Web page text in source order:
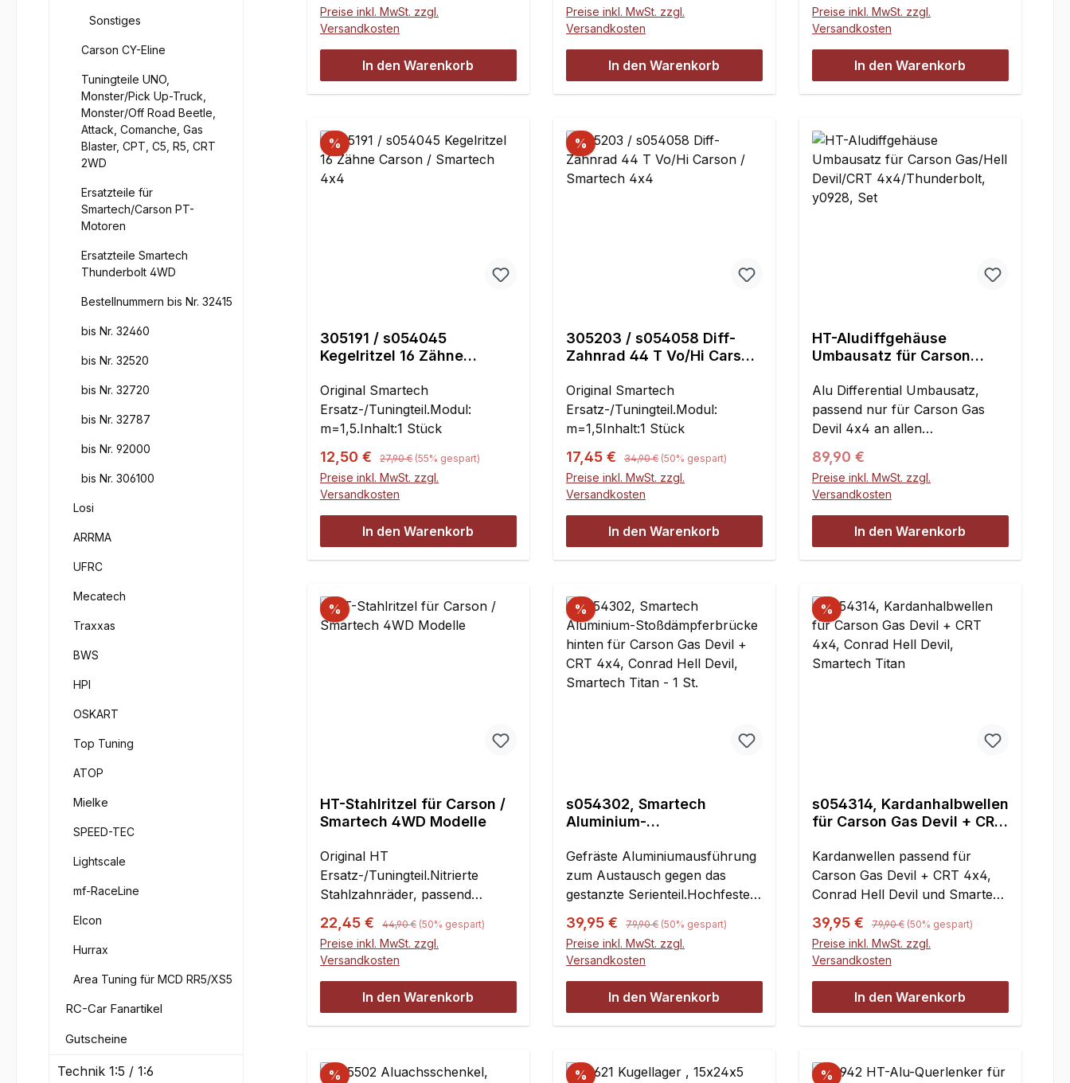
Sonstiges
Carson CY-Eline
Tuningteile UNO,
Monster/Pick Up-Truck,
Monster/Off Road Beetle,
Attack, Comanche, Gas
Blaster, CPT, C5, R5, CRT
2WD
Ersatzteile für
Smartech/Carson PT-
Motoren
Ersatzteile Smartech
Thunderbolt 4WD
Bestellnummern bis Nr. 32415
bis Nr. 32460
bis Nr. 32520
bis Nr. 32720
bis Nr. 32787
bis Nr. 92000
bis Nr. 306100
Losi
ARRMA
UFRC
Mecatech
Traxxas
BWS
HPI
OSKART
Top Tuning
ATOP
Mielke
SPEED-TEC
Lightscale
mf-RaceLine
Elcon
Hurrax
Area Tuning für MCD RR5/XS5
RC-Car Fanartikel
Gutscheine
Technik 1:5 / 1:6
Preise inkl. MwSt. zzgl.
Versandkosten
In den Warenkorb
Preise inkl. MwSt. zzgl.
Versandkosten
In den Warenkorb
Preise inkl. MwSt. zzgl.
Versandkosten
In den Warenkorb
%
305191 / s054045
Kegelritzel 16 Zähne
Original Smartech
Ersatz-/Tuningteil.Modul:
m=1,5.Inhalt:1 Stück
Verkaufspreis:
12,50 € Regulärer Preis:
27,90 € (55% gespart)
Preise inkl. MwSt. zzgl.
Versandkosten
In den Warenkorb
%
305203 / s054058 Diff-
Zahnrad 44 T Vo/Hi Carson
Original Smartech
Ersatz-/Tuningteil.Modul:
m=1,5Inhalt:1 Stück
Verkaufspreis:
17,45 € Regulärer Preis:
34,90 € (50% gespart)
Preise inkl. MwSt. zzgl.
Versandkosten
In den Warenkorb
HT-Aludiffgehäuse
Umbausatz für Carson
4x4/Thunderbolt, y0928,
Set
Alu Differential Umbausatz,
passend nur für Carson Gas
Devil 4x4 an allen
Positionen.Die Lieferung erfolgt
wie abgebildet mit
aufgepressten Dichtlagern,
eingepressten Nadellagern,
Passcheiben, Schrauben und
Dichtringen.
Regulärer Preis:
89,90 €
Preise inkl. MwSt. zzgl.
Versandkosten
In den Warenkorb
%
HT-Stahlritzel für Carson /
Smartech 4WD Modelle
Original HT
Ersatz-/Tuningteil.Nitrierte
Stahlzahnräder, passend
ausschließlich für Gas Devil /
Thunderbolt 4x4.Die Zahnräder
sind mit 37 und 40 Zähnen
lieferbar, beide haben den
gleichen Durchmesser und sind
nur in Kombination
einsetzbar.Bitte beachten: Eine
den Serienzahnrädern ist nicht
Verkaufspreis:
22,45 € Regulärer Preis:
44,90 € (50% gespart)
Preise inkl. MwSt. zzgl.
Versandkosten
In den Warenkorb
%
s054302, Smartech
Aluminium-
für Carson Gas Devil + CRT
4x4, Conrad Hell Devil,
Smartech Titan - 1 St.
Gefräste Aluminiumausführung
zum Austausch gegen das
gestanzte Serienteil.Hochfestes
Aluminium, 5 mm stark.
Verkaufspreis:
39,95 € Regulärer Preis:
79,90 € (50% gespart)
Preise inkl. MwSt. zzgl.
Versandkosten
In den Warenkorb
%
s054314, Kardanhalbwellen
für Carson Gas Devil + CRT
Smartech Titan
Kardanwellen passend für
Carson Gas Devil + CRT 4x4,
Conrad Hell Devil und Smartech
Titan an Vorder- und
Hinterachse. Nicht für
Thunderbolt!Die Kardanwellen
sorgen für einen besseren
Leichtlauf und können nicht
verloren
gehen.Gelenkdurchmesser: 18
mmAbstand der
Verkaufspreis:
39,95 € Regulärer Preis:
79,90 € (50% gespart)
Preise inkl. MwSt. zzgl.
Versandkosten
In den Warenkorb
% % %